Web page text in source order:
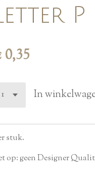
0,35
In
stuk.
op: geen Designer